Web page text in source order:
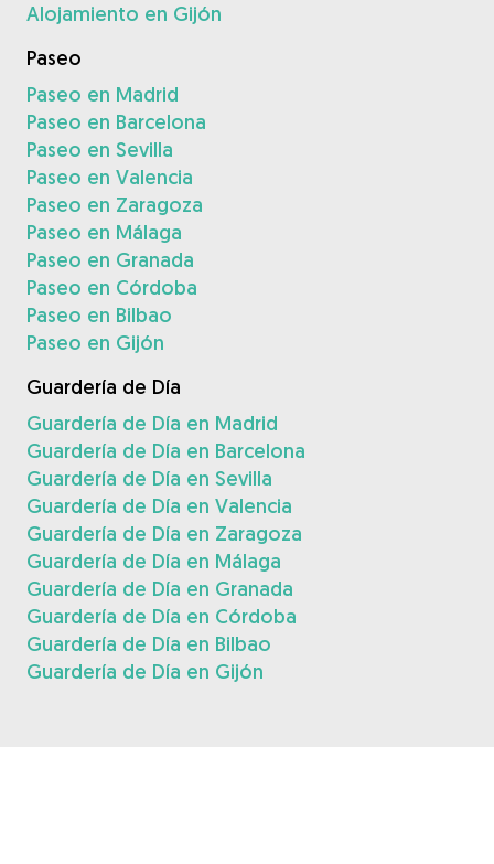
Alojamiento en Gijón
Paseo
Paseo en Madrid
Paseo en Barcelona
Paseo en Sevilla
Paseo en Valencia
Paseo en Zaragoza
Paseo en Málaga
Paseo en Granada
Paseo en Córdoba
Paseo en Bilbao
Paseo en Gijón
Guardería de Día
Guardería de Día en Madrid
Guardería de Día en Barcelona
Guardería de Día en Sevilla
Guardería de Día en Valencia
Guardería de Día en Zaragoza
Guardería de Día en Málaga
Guardería de Día en Granada
Guardería de Día en Córdoba
Guardería de Día en Bilbao
Guardería de Día en Gijón